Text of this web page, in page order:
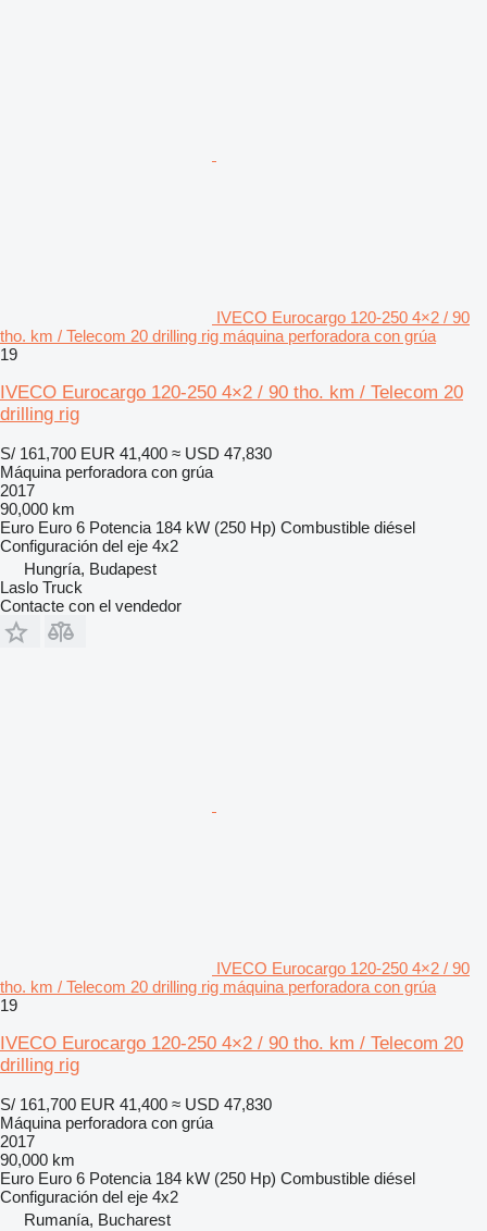
IVECO Eurocargo 120-250 4×2 / 90
tho. km / Telecom 20 drilling rig máquina perforadora con grúa
19
IVECO Eurocargo 120-250 4×2 / 90 tho. km / Telecom 20
drilling rig
S/ 161,700 EUR 41,400 ≈ USD 47,830
Máquina perforadora con grúa
2017
90,000 km
Euro Euro 6 Potencia 184 kW (250 Hp) Combustible diésel
Configuración del eje 4x2
Hungría, Budapest
Laslo Truck
Contacte con el vendedor
IVECO Eurocargo 120-250 4×2 / 90
tho. km / Telecom 20 drilling rig máquina perforadora con grúa
19
IVECO Eurocargo 120-250 4×2 / 90 tho. km / Telecom 20
drilling rig
S/ 161,700 EUR 41,400 ≈ USD 47,830
Máquina perforadora con grúa
2017
90,000 km
Euro Euro 6 Potencia 184 kW (250 Hp) Combustible diésel
Configuración del eje 4x2
Rumanía, Bucharest